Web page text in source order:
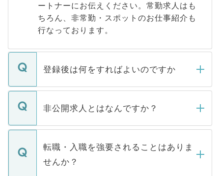
ートナーにお伝えください。常勤求人はも
ちろん、非常勤・スポットのお仕事紹介も
行なっております。
登録後は何をすればよいのですか
ご登録いただきましたら、弊社担当者がご
登録内容を確認し、その後メールもしくは
ます。通常、5営業日以内にはご連絡をせて
いただきますので、しばらくお待ちくださ
非公開求人とはなんですか？
マイナビDOCTORで取り扱っている求人の
うち約3割は、Webサイトからご覧いただ
けない「非公開求人」です。非公開求人は
下記の理由によって、一般には公開してい
転職・入職を強要されることはありま
せんか？